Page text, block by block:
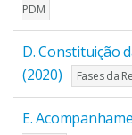
PDM
D. Constituição
(2020)
Fases da
E.